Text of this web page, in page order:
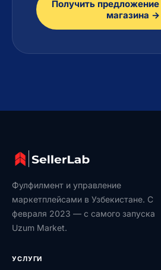
Получить
магазина →
Фулфилмент и управление
маркетплейсами в Узбекистане. С
февраля 2023 — с самого запуска
Uzum Market.
УСЛУГИ